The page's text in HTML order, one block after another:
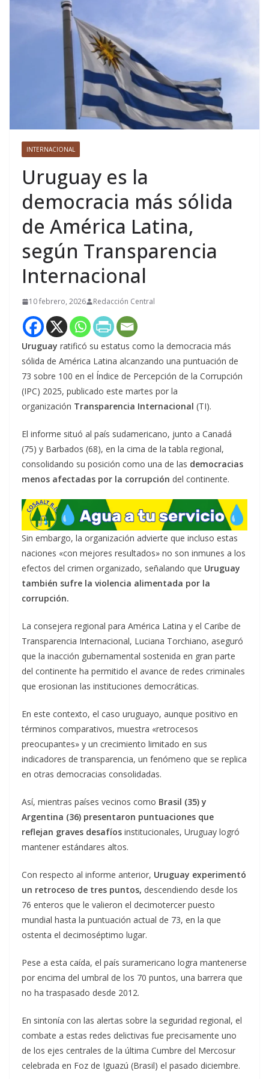
INTERNACIONAL
Uruguay es la
democracia más sólida
de América Latina,
según Transparencia
Internacional
10 febrero, 2026 Redacción Central
Uruguay ratificó su estatus como la democracia más
sólida de América Latina alcanzando una puntuación de
73 sobre 100 en el Índice de Percepción de la Corrupción
(IPC) 2025, publicado este martes por la
organización Transparencia Internacional (TI).
El informe situó al país sudamericano, junto a Canadá
(75) y Barbados (68), en la cima de la tabla regional,
consolidando su posición como una de las democracias
menos afectadas por la corrupción del continente.
Sin embargo, la organización advierte que incluso estas
naciones «con mejores resultados» no son inmunes a los
efectos del crimen organizado, señalando que Uruguay
también sufre la violencia alimentada por la
corrupción.
La consejera regional para América Latina y el Caribe de
Transparencia Internacional, Luciana Torchiano, aseguró
que la inacción gubernamental sostenida en gran parte
del continente ha permitido el avance de redes criminales
que erosionan las instituciones democráticas.
En este contexto, el caso uruguayo, aunque positivo en
términos comparativos, muestra «retrocesos
preocupantes» y un crecimiento limitado en sus
indicadores de transparencia, un fenómeno que se replica
en otras democracias consolidadas.
Así, mientras países vecinos como Brasil (35) y
Argentina (36) presentaron puntuaciones que
reflejan graves desafíos institucionales, Uruguay logró
mantener estándares altos.
Con respecto al informe anterior, Uruguay experimentó
un retroceso de tres puntos, descendiendo desde los
76 enteros que le valieron el decimotercer puesto
mundial hasta la puntuación actual de 73, en la que
ostenta el decimoséptimo lugar.
Pese a esta caída, el país suramericano logra mantenerse
por encima del umbral de los 70 puntos, una barrera que
no ha traspasado desde 2012.
En sintonía con las alertas sobre la seguridad regional, el
combate a estas redes delictivas fue precisamente uno
de los ejes centrales de la última Cumbre del Mercosur
celebrada en Foz de Iguazú (Brasil) el pasado diciembre.